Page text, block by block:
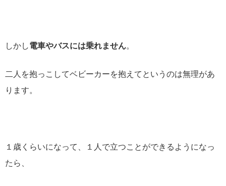
しかし電車やバスには乗れません。
二人を抱っこしてベビーカーを抱えてというのは無理があ
ります。
１歳くらいになって、１人で立つことができるようになっ
たら、